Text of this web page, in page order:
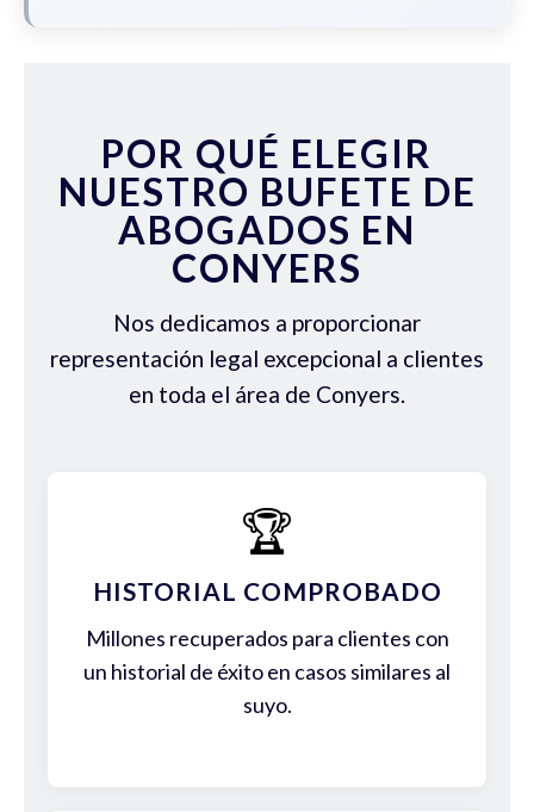
POR QUÉ ELEGIR
NUESTRO BUFETE DE
ABOGADOS EN
CONYERS
Nos dedicamos a proporcionar
representación legal excepcional a clientes
en toda el área de Conyers.
🏆
HISTORIAL COMPROBADO
Millones recuperados para clientes con
un historial de éxito en casos similares al
suyo.